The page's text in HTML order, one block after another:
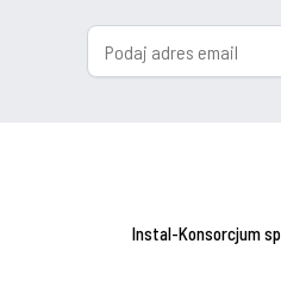
Instal-Konsorcjum